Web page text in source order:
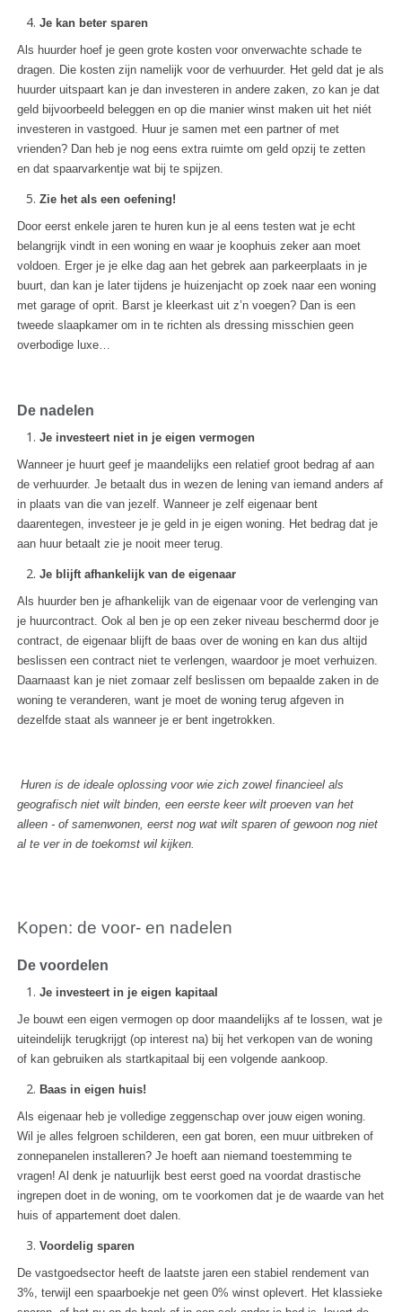
Je kan beter sparen
Als huurder hoef je geen grote kosten voor onverwachte schade te
dragen. Die kosten zijn namelijk voor de verhuurder. Het geld dat je als
huurder uitspaart kan je dan investeren in andere zaken, zo kan je dat
geld bijvoorbeeld beleggen en op die manier winst maken uit het niét
investeren in vastgoed. Huur je samen met een partner of met
vrienden? Dan heb je nog eens extra ruimte om geld opzij te zetten
en dat spaarvarkentje wat bij te spijzen.
Zie het als een oefening!
Door eerst enkele jaren te huren kun je al eens testen wat je echt
belangrijk vindt in een woning en waar je koophuis zeker aan moet
voldoen. Erger je je elke dag aan het gebrek aan parkeerplaats in je
buurt, dan kan je later tijdens je huizenjacht op zoek naar een woning
met garage of oprit. Barst je kleerkast uit z’n voegen? Dan is een
tweede slaapkamer om in te richten als dressing misschien geen
overbodige luxe…
De nadelen
Je investeert niet in je eigen vermogen
Wanneer je huurt geef je maandelijks een relatief groot bedrag af aan
de verhuurder. Je betaalt dus in wezen de lening van iemand anders af
in plaats van die van jezelf. Wanneer je zelf eigenaar bent
daarentegen, investeer je je geld in je eigen woning. Het bedrag dat je
aan huur betaalt zie je nooit meer terug.
Je blijft afhankelijk van de eigenaar
Als huurder ben je afhankelijk van de eigenaar voor de verlenging van
je huurcontract. Ook al ben je op een zeker niveau beschermd door je
contract, de eigenaar blijft de baas over de woning en kan dus altijd
beslissen een contract niet te verlengen, waardoor je moet verhuizen.
Daarnaast kan je niet zomaar zelf beslissen om bepaalde zaken in de
woning te veranderen, want je moet de woning terug afgeven in
dezelfde staat als wanneer je er bent ingetrokken.
Huren is de ideale oplossing voor wie zich zowel financieel als
geografisch niet wilt binden, een eerste keer wilt proeven van het
alleen - of samenwonen, eerst nog wat wilt sparen of gewoon nog niet
al te ver in de toekomst wil kijken.
Kopen: de voor- en nadelen
De voordelen
Je investeert in je eigen kapitaal
Je bouwt een eigen vermogen op door maandelijks af te lossen, wat je
uiteindelijk terugkrijgt (op interest na) bij het verkopen van de woning
of kan gebruiken als startkapitaal bij een volgende aankoop.
Baas in eigen huis!
Als eigenaar heb je volledige zeggenschap over jouw eigen woning.
Wil je alles felgroen schilderen, een gat boren, een muur uitbreken of
zonnepanelen installeren? Je hoeft aan niemand toestemming te
vragen! Al denk je natuurlijk best eerst goed na voordat drastische
ingrepen doet in de woning, om te voorkomen dat je de waarde van het
huis of appartement doet dalen.
Voordelig sparen
De vastgoedsector heeft de laatste jaren een stabiel rendement van
3%, terwijl een spaarboekje net geen 0% winst oplevert. Het klassieke